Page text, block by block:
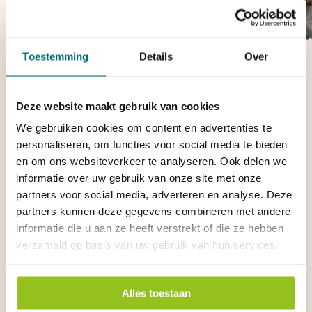
Toestemming Details Over
Deze website maakt gebruik van cookies
We gebruiken cookies om content en advertenties te
personaliseren, om functies voor social media te bieden
en om ons websiteverkeer te analyseren. Ook delen we
informatie over uw gebruik van onze site met onze
partners voor social media, adverteren en analyse. Deze
partners kunnen deze gegevens combineren met andere
informatie die u aan ze heeft verstrekt of die ze hebben
verzameld op basis van uw gebruik van hun services.
Alles toestaan
voor elk wat wils. We lichten enkele van de meest populaire activiteiten
Fietsen in het Nationale Park De Hoge Veluwe
Kröller-Müller Museum
De Veluwezoom